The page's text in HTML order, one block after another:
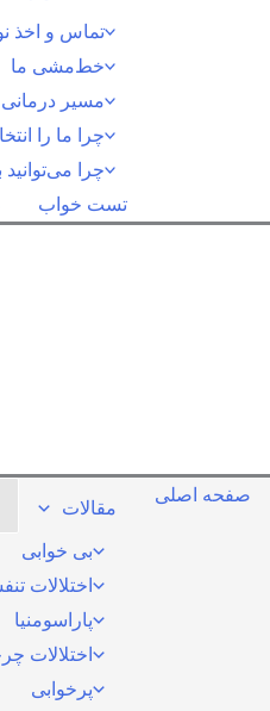
تماس و اخذ
خط‌مشی ما
مسیر
چرا ما را
چرا می‌توانید
تست خواب
صفحه اصلی
مقالات
بی خوابی
اختلالات
پاراسومنیا
اختلالات
پرخوابی